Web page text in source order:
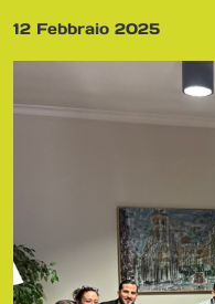
12 Febbraio 2025